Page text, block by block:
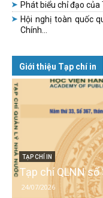
Phát biểu chỉ đạo
Hội nghị toàn quốc
Chính...
Giới thiệu Tạp chí in
TẠP CHÍ IN
Tạp chí QLNN
24/07/2026